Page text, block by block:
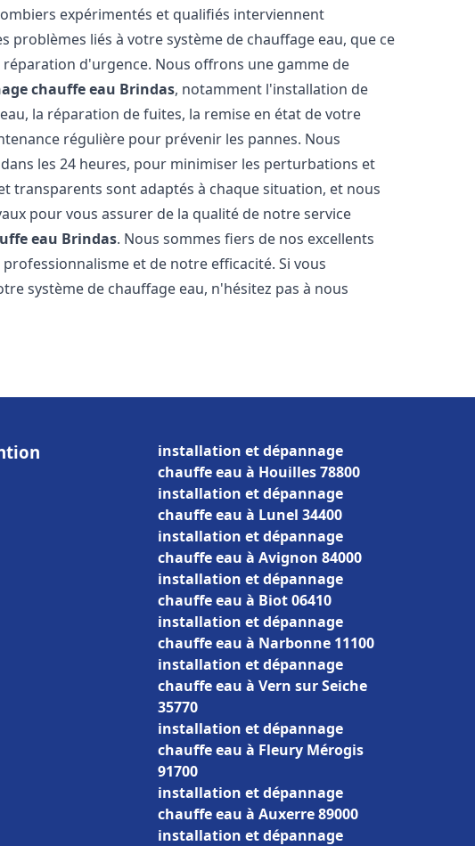
expérimentés et qualifiés interviennent
liés à votre système de chauffage eau, que ce
d'urgence. Nous offrons une gamme de
chauffe eau Brindas, notamment l'installation de
la réparation de fuites, la remise en état de votre
régulière pour prévenir les pannes. Nous
les 24 heures, pour minimiser les perturbations et
transparents sont adaptés à chaque situation, et nous
pour vous assurer de la qualité de notre service
eau Brindas. Nous sommes fiers de nos excellents
et de notre efficacité. Si vous
système de chauffage eau, n'hésitez pas à nous
installation et dépannage
chauffe eau à Houilles 78800
installation et dépannage
chauffe eau à Lunel 34400
installation et dépannage
chauffe eau à Avignon 84000
installation et dépannage
chauffe eau à Biot 06410
installation et dépannage
chauffe eau à Narbonne 11100
installation et dépannage
chauffe eau à Vern sur Seiche
35770
installation et dépannage
chauffe eau à Fleury Mérogis
91700
installation et dépannage
chauffe eau à Auxerre 89000
installation et dépannage